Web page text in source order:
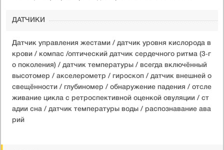
ДАТЧИКИ
Датчик управления жестами / датчик уровня кислорода в
крови / компас /оптический датчик сердечного ритма (3‑г
о поколения) / датчик температуры / всегда включённый
высотомер / акселерометр / гироскоп / датчик внешней о
свещённости / глубиномер / обнаружение падения / отсле
живание цикла с ретроспективной оценкой овуляции / ст
адии сна / датчик температуры воды / распознавание ава
рий